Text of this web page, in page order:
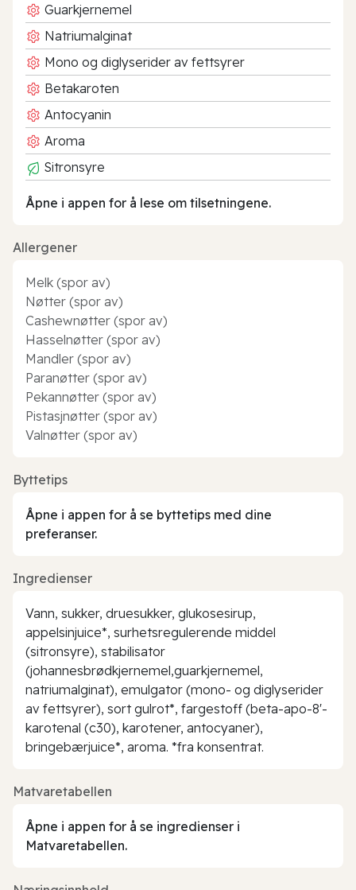
Guarkjernemel
Natriumalginat
Mono og diglyserider av fettsyrer
Betakaroten
Antocyanin
Aroma
Sitronsyre
Åpne i appen for å lese om tilsetningene.
Allergener
Melk (spor av)
Nøtter (spor av)
Cashewnøtter (spor av)
Hasselnøtter (spor av)
Mandler (spor av)
Paranøtter (spor av)
Pekannøtter (spor av)
Pistasjnøtter (spor av)
Valnøtter (spor av)
Byttetips
Åpne i appen for å se byttetips med dine
preferanser.
Ingredienser
Vann, sukker, druesukker, glukosesirup,
appelsinjuice*, surhetsregulerende middel
(sitronsyre), stabilisator
(johannesbrødkjernemel,guarkjernemel,
natriumalginat), emulgator (mono- og diglyserider
av fettsyrer), sort gulrot*, fargestoff (beta-apo-8'-
karotenal (c30), karotener, antocyaner),
bringebærjuice*, aroma. *fra konsentrat.
Matvaretabellen
Åpne i appen for å se ingredienser i
Matvaretabellen.